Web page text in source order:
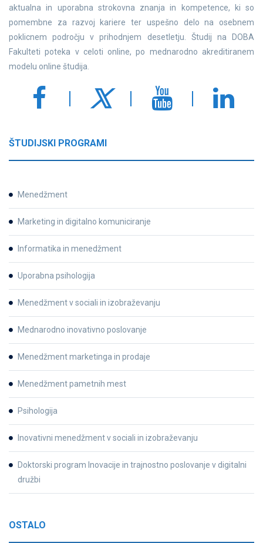
aktualna in uporabna strokovna znanja in kompetence, ki so
pomembne za razvoj kariere ter uspešno delo na osebnem
poklicnem področju v prihodnjem desetletju. Študij na DOBA
Fakulteti poteka v celoti online, po mednarodno akreditiranem
modelu online študija.
ŠTUDIJSKI PROGRAMI
Menedžment
Marketing in digitalno komuniciranje
Informatika in menedžment
Uporabna psihologija
Menedžment v sociali in izobraževanju
Mednarodno inovativno poslovanje
Menedžment marketinga in prodaje
Menedžment pametnih mest
Psihologija
Inovativni menedžment v sociali in izobraževanju
Doktorski program Inovacije in trajnostno poslovanje v digitalni
družbi
OSTALO